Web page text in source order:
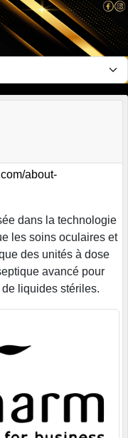
about-
dans la technologie
les soins oculaires et
des unités à dose
avancé pour
liquides stériles.